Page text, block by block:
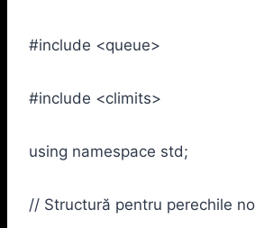
#include <queue>
#include <climits>
using namespace std;
// Structură pentru perechile